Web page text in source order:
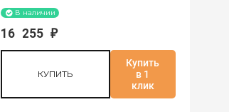
В наличии
16 255 ₽
КУПИТЬ
Купить
в 1
клик